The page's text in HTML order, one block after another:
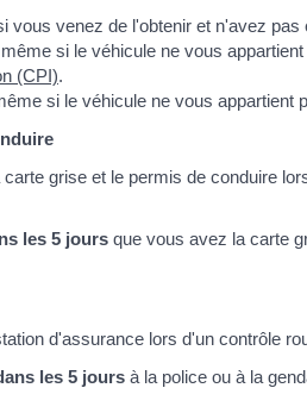
vous venez de l'obtenir et n'avez
si le véhicule ne vous
(CPI).
si le véhicule ne vous appartient
grise et le permis de conduire
les 5 jours que vous avez la carte
d'assurance lors d'un contrôle
les 5 jours à la police ou à la